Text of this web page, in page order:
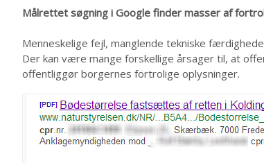
Målrettet søgning i Google finder masser af
Menneskelige fejl, manglende tekniske
Der kan være mange forskellige årsager til, at
offentliggør borgernes fortrolige oplysninger.